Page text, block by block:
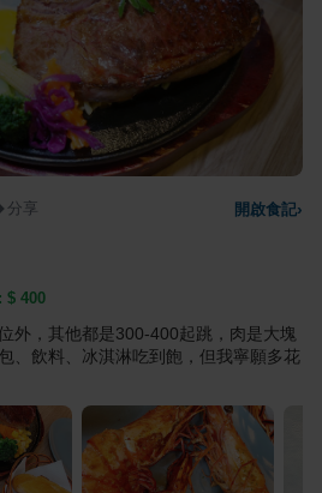
分享 開啟食記›
$ 400
外，其他都是300-400起跳，肉是大塊
、飲料、冰淇淋吃到飽，但我寧願多花